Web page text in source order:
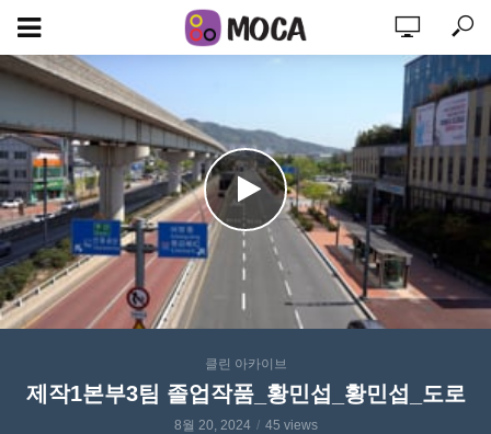
클린 아카이브
제작1본부3팀 졸업작품_황민섭_황민섭_도로
8월 20, 2024 45 views